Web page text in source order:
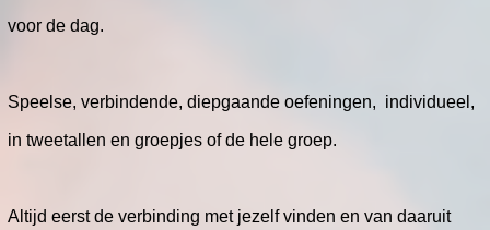
voor de dag.
Speelse, verbindende, diepgaande oefeningen, individueel,
in tweetallen en groepjes of de hele groep.
Altijd eerst de verbinding met jezelf vinden en van daaruit